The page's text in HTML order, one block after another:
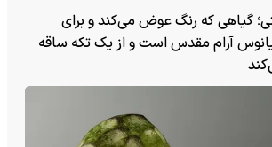
گیاهی که رنگ عوض می‌کند و برای
آرام مقدس است و از یک تکه ساقه